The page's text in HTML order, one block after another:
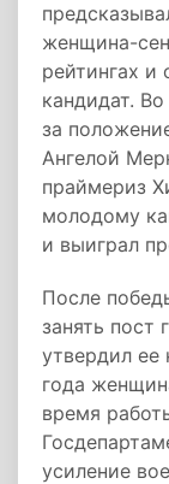
женщина-
рейтингах и
кандидат.
за
Ангелой
праймериз
молодому
и выиграл
После
занять пост
утвердил ее
года
время
усиление